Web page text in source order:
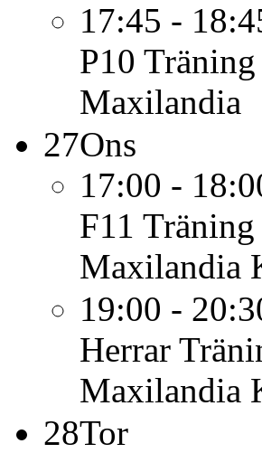
17:45 -
P10 Träning
Maxilandia
27Ons
17:00 -
F11 Träning
Maxilandia
19:00 -
Herrar
Maxilandia
28Tor